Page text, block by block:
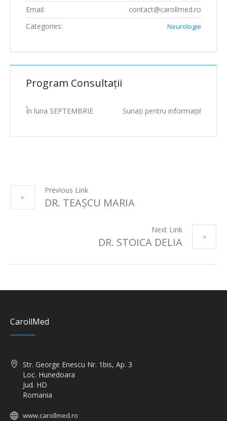
Email:
contact@carollmed.ro
Categories:
Neurologie
Program Consultații
În luna SEPTEMBRIE Sunați pentru informații!
Previous Link
DR. TEAȘCU MARIA
Next Link
DR. STOICA DELIA
CarollMed
Str. George Enescu Nr. 1bis, Ap. 3
Loc. Hunedoara
Jud. HD
Romania
www.carollmed.ro